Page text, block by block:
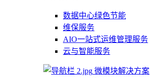
数据中心绿色节能
维保服务
AIO一站式运维管理服务
云与智能服务
微模块解决方案